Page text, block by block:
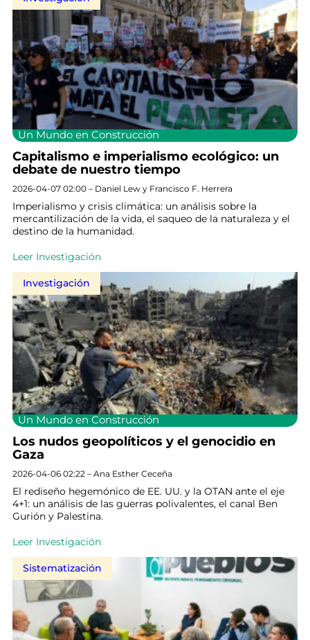
Un Mundo en Construcción
Capitalismo e imperialismo ecológico: un
debate de nuestro tiempo
2026-04-07 02:00 – Daniel Lew y Francisco F. Herrera
Imperialismo y crisis climática: un análisis sobre la
mercantilización de la vida, el saqueo de la naturaleza y el
destino de la humanidad.
Leer Investigación
Investigación
Un Mundo en Construcción
Los nudos geopolíticos y el genocidio en
Gaza
2026-04-06 02:22 – Ana Esther Ceceña
El rediseño hegemónico de EE. UU. y la OTAN ante el eje
4+1: un análisis de las guerras polivalentes, el canal Ben
Gurión y Palestina.
Leer Investigación
Sistematización